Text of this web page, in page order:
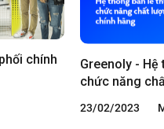
chính
Greenoly -
chức năng
23/02/2023